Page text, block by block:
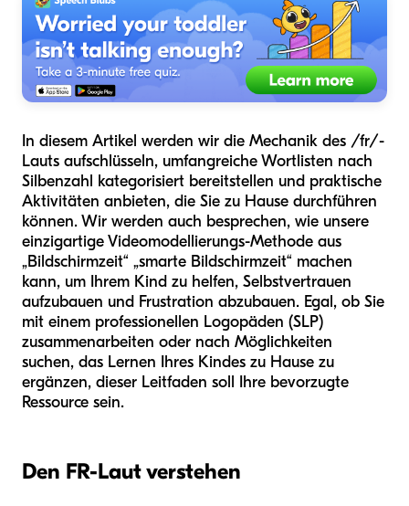
In diesem Artikel werden wir die Mechanik des /fr/-
Lauts aufschlüsseln, umfangreiche Wortlisten nach
Silbenzahl kategorisiert bereitstellen und praktische
Aktivitäten anbieten, die Sie zu Hause durchführen
können. Wir werden auch besprechen, wie unsere
einzigartige Videomodellierungs-Methode aus
„Bildschirmzeit“ „smarte Bildschirmzeit“ machen
kann, um Ihrem Kind zu helfen, Selbstvertrauen
aufzubauen und Frustration abzubauen. Egal, ob Sie
mit einem professionellen Logopäden (SLP)
zusammenarbeiten oder nach Möglichkeiten
suchen, das Lernen Ihres Kindes zu Hause zu
ergänzen, dieser Leitfaden soll Ihre bevorzugte
Ressource sein.
Den FR-Laut verstehen